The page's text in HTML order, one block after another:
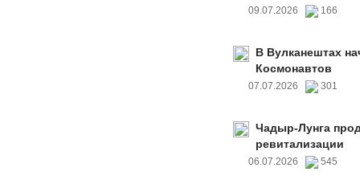
09.07.2026 166
В Вулканештах
Космонавтов
07.07.2026 301
Чадыр-Лунга
ревитализации
06.07.2026 545